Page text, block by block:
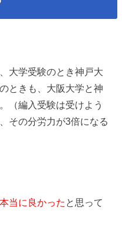
大学受験のとき神戸大
ときも、大阪大学と神
（編入受験は受けよう
その分労力が3倍になる
当に良かった と思って